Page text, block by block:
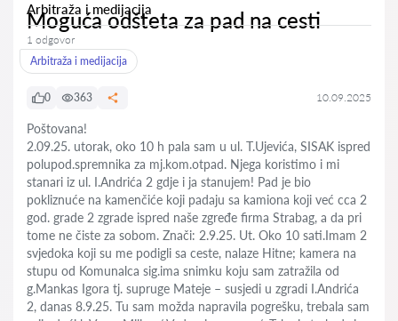
Arbitraža i medijacija
Moguća odšteta za pad na cesti
1 odgovor
Arbitraža i medijacija
0 363 10.09.2025
Poštovana!
2.09.25. utorak, oko 10 h pala sam u ul. T.Ujevića, SISAK ispred
polupod.spremnika za mj.kom.otpad. Njega koristimo i mi
stanari iz ul. I.Andrića 2 gdje i ja stanujem! Pad je bio
pokliznuće na kamenčiće koji padaju sa kamiona koji već cca 2
god. grade 2 zgrade ispred naše zgređe firma Strabag, a da pri
tome ne čiste za sobom. Znači: 2.9.25. Ut. Oko 10 sati.Imam 2
svjedoka koji su me podigli sa ceste, nalaze Hitne; kamera na
stupu od Komunalca sig.ima snimku koju sam zatražila od
g.Mankas Igora tj. supruge Mateje – susjedi u zgradi I.Andrića
2, danas 8.9.25. Tu sam možda napravila pogrešku, trebala sam